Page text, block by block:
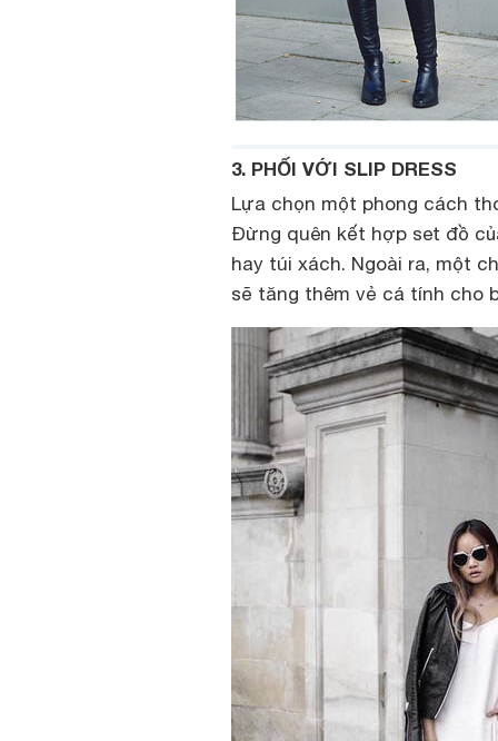
3. PHỐI VỚI SLIP DRESS
Lựa chọn một phong cách
Đừng quên kết hợp set đồ
hay túi xách. Ngoài ra, một
sẽ tăng thêm vẻ cá tính cho